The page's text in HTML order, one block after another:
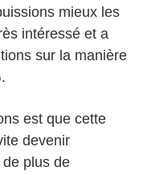
mieux les
intéressé et a
sur la manière
est que cette
devenir
plus de